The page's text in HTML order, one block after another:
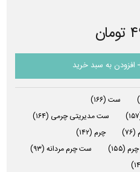
افزودن به سبد خرید
ست (۱۶۶)
ست مدیریتی چرمی (۱۶۴)
(۷۶) چرم (۱۴۲)
(۱۵۵) ست چرم مردانه (۹۳)